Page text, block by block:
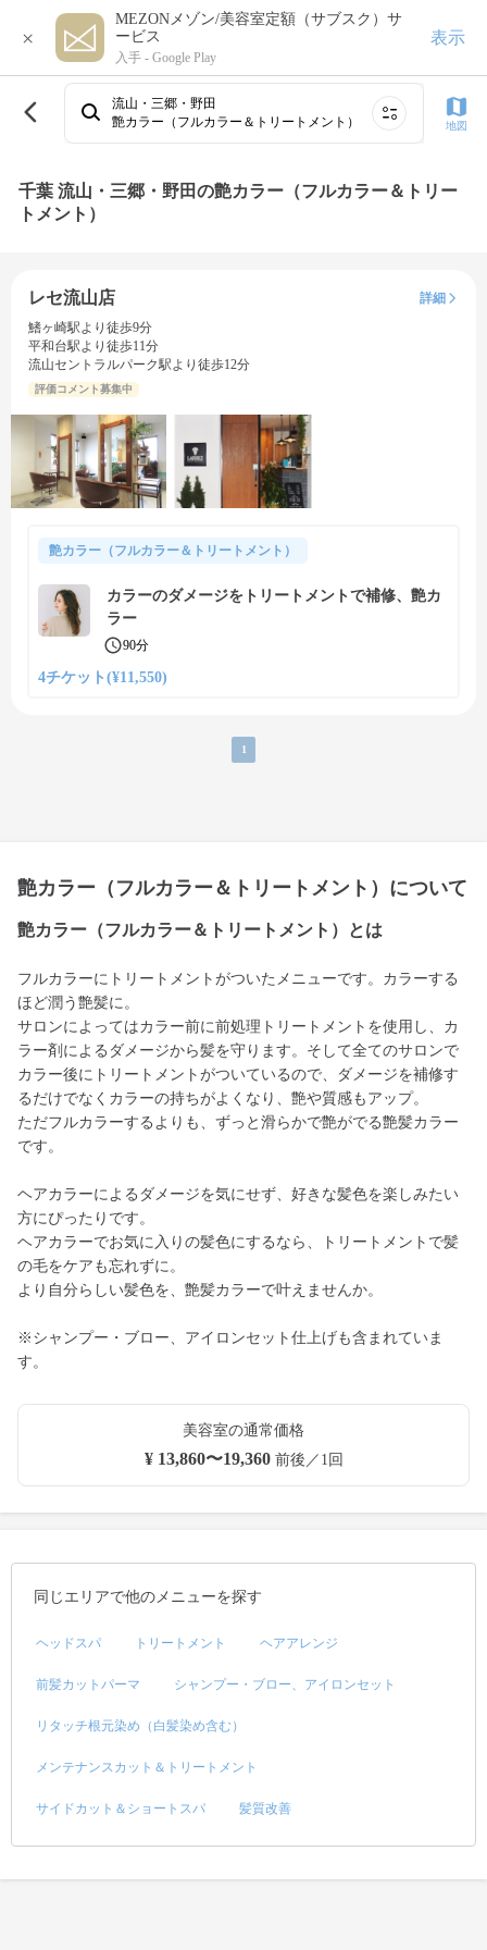
×
MEZONメゾン/美容室定額（サブスク）サ
ービス
入手 - Google Play
表示
流山・三郷・野田
艶カラー（フルカラー＆トリートメント）
地図
千葉 流山・三郷・野田の艶カラー（フルカラー＆トリー
トメント）
レセ流山店
詳細
鰭ヶ崎駅より徒歩9分
平和台駅より徒歩11分
流山セントラルパーク駅より徒歩12分
評価コメント募集中
艶カラー（フルカラー＆トリートメント）
カラーのダメージをトリートメントで補修、艶カ
ラー
90分
4チケット(¥11,550)
1
艶カラー（フルカラー＆トリートメント）について
艶カラー（フルカラー＆トリートメント）とは
フルカラーにトリートメントがついたメニューです。カラーする
ほど潤う艶髪に。
サロンによってはカラー前に前処理トリートメントを使用し、カ
ラー剤によるダメージから髪を守ります。そして全てのサロンで
カラー後にトリートメントがついているので、ダメージを補修す
るだけでなくカラーの持ちがよくなり、艶や質感もアップ。
ただフルカラーするよりも、ずっと滑らかで艶がでる艶髪カラー
です。
ヘアカラーによるダメージを気にせず、好きな髪色を楽しみたい
方にぴったりです。
ヘアカラーでお気に入りの髪色にするなら、トリートメントで髪
の毛をケアも忘れずに。
より自分らしい髪色を、艶髪カラーで叶えませんか。
※シャンプー・ブロー、アイロンセット仕上げも含まれていま
す。
美容室の通常価格
¥ 13,860〜19,360前後／1回
同じエリアで他のメニューを探す
ヘッドスパ トリートメント ヘアアレンジ
前髪カットパーマ シャンプー・ブロー、アイロンセット
リタッチ根元染め（白髪染め含む）
メンテナンスカット＆トリートメント
サイドカット＆ショートスパ 髪質改善